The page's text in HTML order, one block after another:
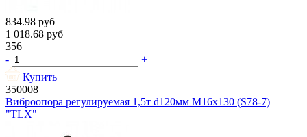
834.98 руб
1 018.68 руб
356
-
+
Купить
350008
Виброопора регулируемая 1,5т d120мм М16х130 (S78-7)
"TLX"